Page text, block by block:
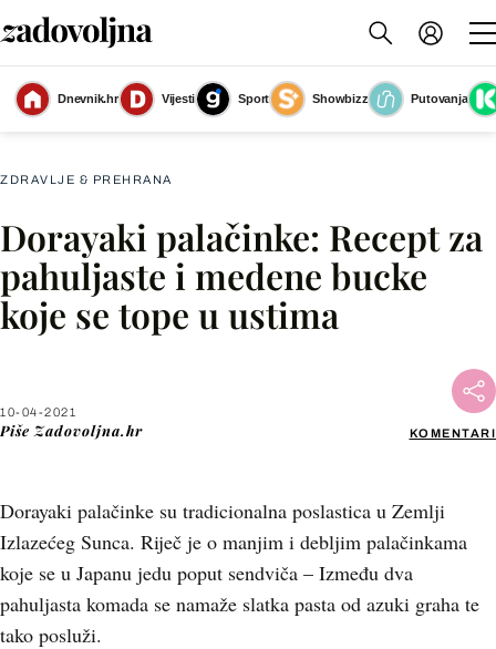
Dnevnik.hr Vijesti Sport Showbizz
Putovanja
Slika nije dostupna
ZDRAVLJE & PREHRANA
Dorayaki palačinke: Recept za
pahuljaste i medene bucke
koje se tope u ustima
10-04-2021
Piše Zadovoljna.hr KOMENTARI
Dorayaki palačinke su tradicionalna poslastica u Zemlji
Izlazećeg Sunca. Riječ je o manjim i debljim palačinkama
koje se u Japanu jedu poput sendviča – Između dva
pahuljasta komada se namaže slatka pasta od azuki graha te
tako posluži.
Facebook
X